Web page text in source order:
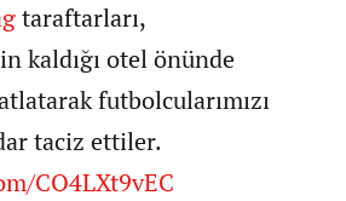
taraftarları,
kaldığı otel önünde
futbolcularımızı
taciz ettiler.
CO4LXt9vEC